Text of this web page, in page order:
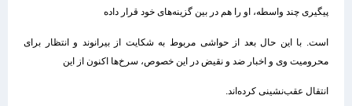
پیگیری چند واسطه، او را هم در بین گزینه‌های خود قرار داده
است. با این حال بعد از حواشی مربوط به شکایت از بیرانوند و انتظار برای
محرومیت وی و اخبار ضد و نقیض در این خصوص، سرخ‌ها اکنون از این
انتقال عقب‌نشینی کرده‌اند.